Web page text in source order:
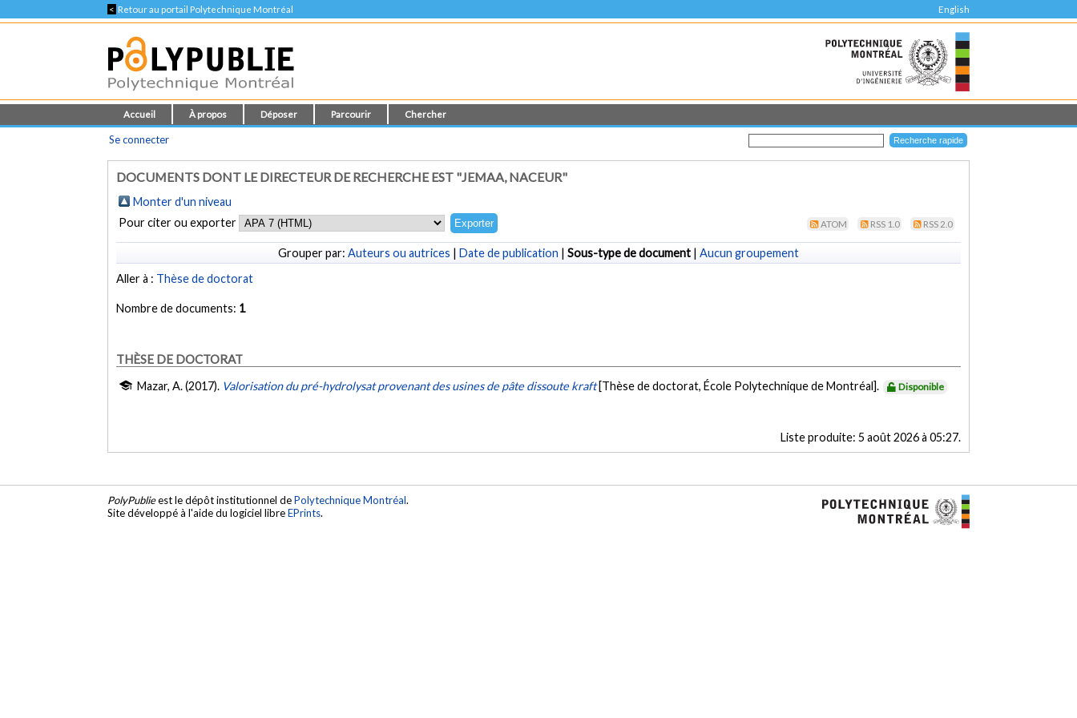
< Retour au portail Polytechnique Montréal English
Accueil À propos Déposer Parcourir Chercher
Se connecter
DOCUMENTS DONT LE DIRECTEUR DE RECHERCHE EST "JEMAA, NACEUR"
Monter d'un niveau
Pour citer ou exporter
ATOM RSS 1.0 RSS 2.0
Grouper par: Auteurs ou autrices | Date de publication | Sous-type de document | Aucun groupement
Aller à : Thèse de doctorat
Nombre de documents: 1
THÈSE DE DOCTORAT
Mazar, A. (2017). Valorisation du pré-hydrolysat provenant des usines de pâte dissoute kraft [Thèse de doctorat, École Polytechnique de Montréal]. Disponible
Liste produite: 5 août 2026 à 05:27.
PolyPublieest le dépôt institutionnel dePolytechnique Montréal.
Site développé à l'aide du logiciel libreEPrints.